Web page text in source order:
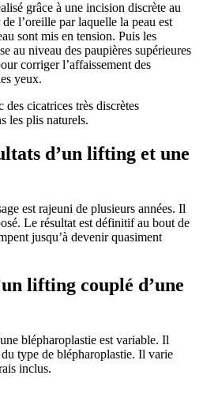
grâce à une incision discrète au
l’oreille par laquelle la peau est
sont mis en tension. Puis les
au niveau des paupières supérieures
corriger l’affaissement des
yeux.
des cicatrices très discrètes
les plis naturels.
d’un lifting et une
est rajeuni de plusieurs années. Il
Le résultat est définitif au bout de
jusqu’à devenir quasiment
lifting couplé d’une
blépharoplastie est variable. Il
type de blépharoplastie. Il varie
inclus.